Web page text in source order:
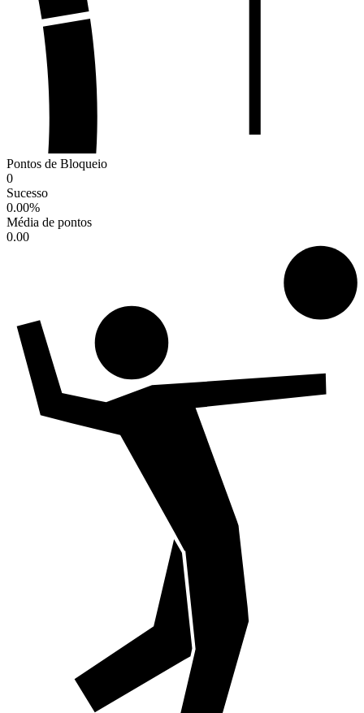
Pontos de Bloqueio
0
Sucesso
0.00%
Média de pontos
0.00